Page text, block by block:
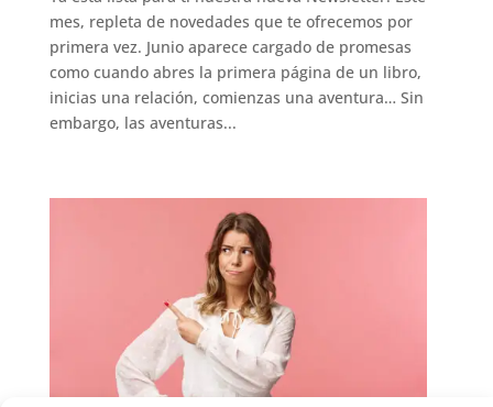
mes, repleta de novedades que te ofrecemos por
primera vez. Junio aparece cargado de promesas
como cuando abres la primera página de un libro,
inicias una relación, comienzas una aventura… Sin
embargo, las aventuras...